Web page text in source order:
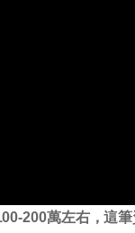
200萬左右，這